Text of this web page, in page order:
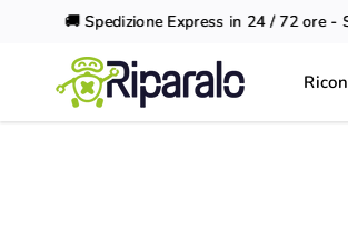
contenuto
🚚 Spedizione Express in 24 / 72 ore -